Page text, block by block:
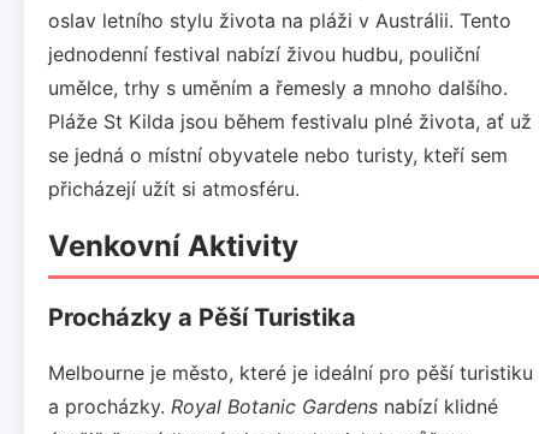
oslav letního stylu života na pláži v Austrálii. Tento
jednodenní festival nabízí živou hudbu, pouliční
umělce, trhy s uměním a řemesly a mnoho dalšího.
Pláže St Kilda jsou během festivalu plné života, ať už
se jedná o místní obyvatele nebo turisty, kteří sem
přicházejí užít si atmosféru.
Venkovní Aktivity
Procházky a Pěší Turistika
Melbourne je město, které je ideální pro pěší turistiku
a procházky. Royal Botanic Gardens nabízí klidné